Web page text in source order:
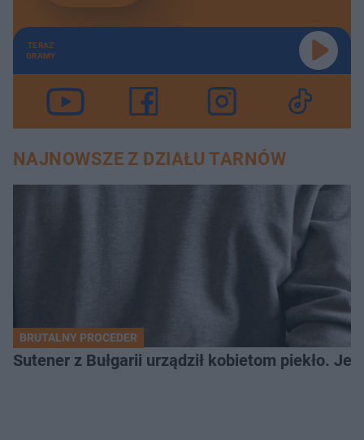
TERAZ
GRAMY
NAJNOWSZE Z DZIAŁU TARNÓW
BRUTALNY PROCEDER
Sutener z Bułgarii urządził kobietom piekło.